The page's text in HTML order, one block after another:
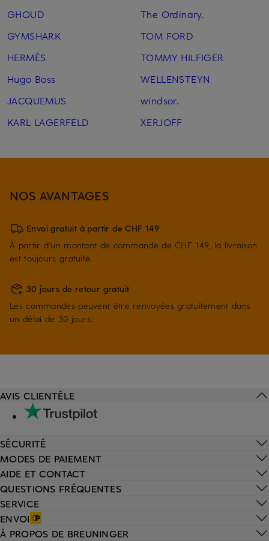
GHOUD
GYMSHARK
HERMÈS
Hugo Boss
JACQUEMUS
KARL LAGERFELD
The Ordinary.
TOM FORD
TOMMY HILFIGER
WELLENSTEYN
windsor.
XERJOFF
NOS AVANTAGES
Envoi gratuit à partir de CHF 149
À partir d'un montant de commande de CHF 149, la livraison
est toujours gratuite.
30 jours de retour gratuit
Les commandes peuvent être renvoyées gratuitement dans
un délai de 30 jours.
AIDE ET CONTACT
QUESTIONS FRÉQUENTES
SERVICE
ENVOI
AVIS CLIENTÈLE
SÉCURITÉ
MODES DE PAIEMENT
À PROPOS DE BREUNINGER